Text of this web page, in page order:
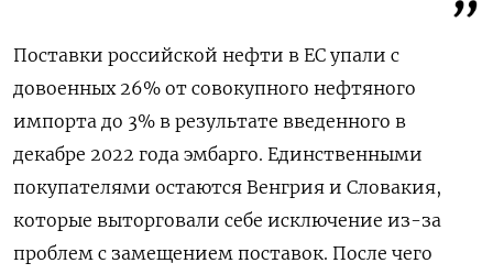
Поставки российской нефти в ЕС упали с
довоенных 26% от совокупного нефтяного
импорта до 3% в результате введенного в
декабре 2022 года эмбарго. Единственными
покупателями остаются Венгрия и Словакия,
которые выторговали себе исключение из-за
проблем с замещением поставок. После чего